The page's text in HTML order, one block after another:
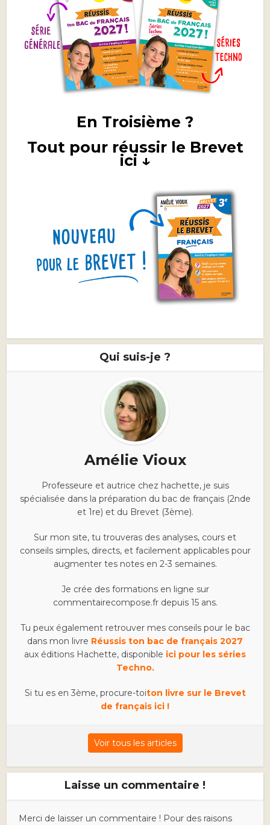
En Troisième ?
Tout pour réussir le Brevet
ici ↓
Qui suis-je ?
Amélie Vioux
Professeure et autrice chez hachette, je suis
spécialisée dans la préparation du bac de français (2nde
et 1re) et du Brevet (3ème).
Sur mon site, tu trouveras des analyses, cours et
conseils simples, directs, et facilement applicables pour
augmenter tes notes en 2-3 semaines.
Je crée des formations en ligne sur
commentairecompose.fr depuis 15 ans.
Tu peux également retrouver mes conseils pour le bac
dans mon livre Réussis ton bac de français 2027
aux éditions Hachette, disponible ici pour les séries
Techno.
Si tu es en 3ème, procure-toiton livre sur le Brevet
de français ici !
Voir tous les articles
Laisse un commentaire !
Merci de laisser un commentaire ! Pour des raisons